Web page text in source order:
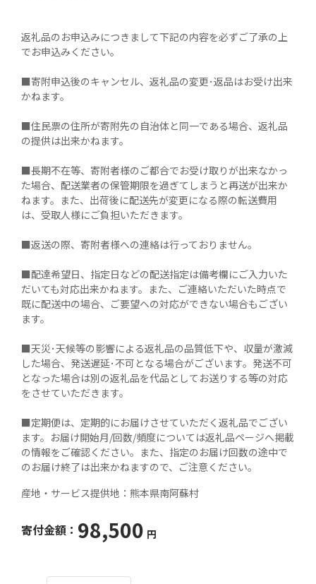
返礼品のお申込みにつきまして下記の内容を必ずご了承の上
でお申込みください。
■寄附申込後のキャンセル、返礼品の変更･返品はお受け出来
かねます。
■住民票の住所が寄附先の自治体と同一である場合、返礼品
の提供は出来かねます。
■長期不在等、寄附者様のご都合でお受け取りが出来なかっ
た場合、配送業者の保管期限を過ぎてしまうと再送が出来か
ねます。また、出荷後に配送先が変更になる際の転送費用
は、受取人様にご負担いただきます。
■返送の際、寄附者様への連絡は行っておりません。
■配達希望日、指定日などの配送指定は備考欄にご入力いた
だいても対応出来かねます。また、ご連絡いただいた時点で
既に配送中の場合、ご要望への対応ができない場合もござい
ます。
■天災･天候等の影響による返礼品の品質低下や、収量が激減
した場合、発送遅延･不可となる場合がございます。発送不可
となった場合は別の返礼品を代品としてお送りする等の対応
をさせていただきます。
■定期便は、定期的にお届けさせていただく返礼品でござい
ます。お届け開始月/回数/頻度については返礼品ページへ掲載
の情報をご確認ください。また、指定のお届け回数の途中で
のお届け終了は出来かねますので、ご注意ください。
産地・サービス提供地： 熊本県南阿蘇村
寄付金額： 98,500 円